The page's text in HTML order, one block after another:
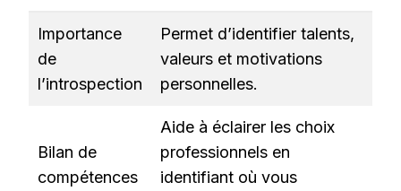
Importance
de
l’introspection
Permet d’identifier talents,
valeurs et motivations
personnelles.
Bilan de
compétences
Aide à éclairer les choix
professionnels en
identifiant où vous